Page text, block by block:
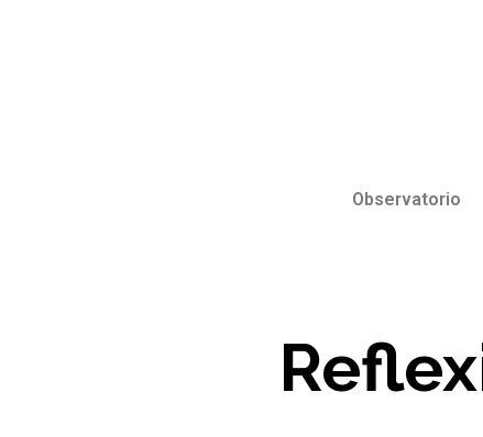
Observatorio